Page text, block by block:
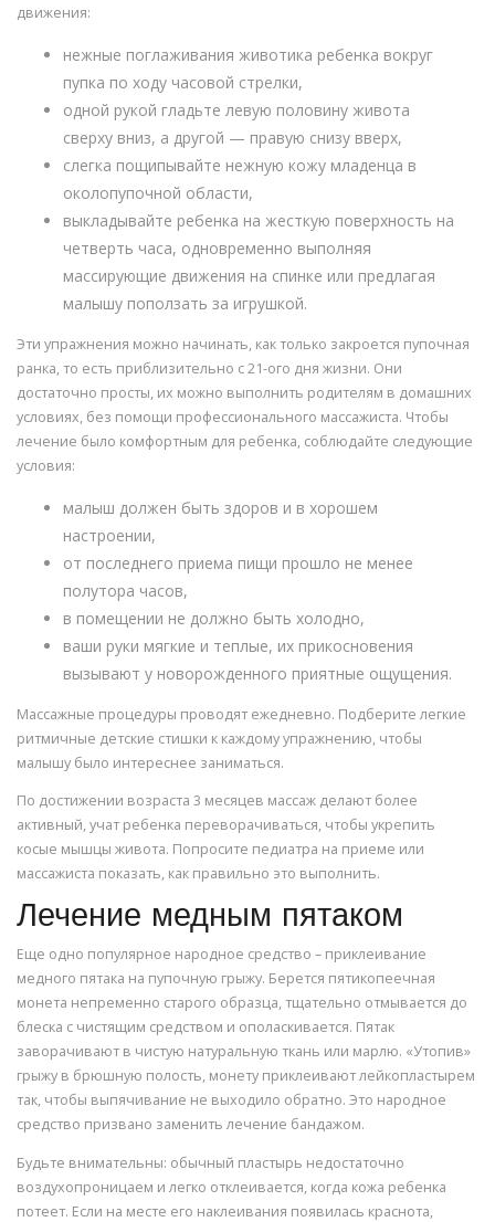
движения:
нежные поглаживания животика ребенка вокруг
пупка по ходу часовой стрелки,
одной рукой гладьте левую половину живота
сверху вниз, а другой — правую снизу вверх,
слегка пощипывайте нежную кожу младенца в
околопупочной области,
выкладывайте ребенка на жесткую поверхность на
четверть часа, одновременно выполняя
массирующие движения на спинке или предлагая
малышу поползать за игрушкой.
Эти упражнения можно начинать, как только закроется пупочная
ранка, то есть приблизительно с 21-ого дня жизни. Они
достаточно просты, их можно выполнить родителям в домашних
условиях, без помощи профессионального массажиста. Чтобы
лечение было комфортным для ребенка, соблюдайте следующие
условия:
малыш должен быть здоров и в хорошем
настроении,
от последнего приема пищи прошло не менее
полутора часов,
в помещении не должно быть холодно,
ваши руки мягкие и теплые, их прикосновения
вызывают у новорожденного приятные ощущения.
Массажные процедуры проводят ежедневно. Подберите легкие
ритмичные детские стишки к каждому упражнению, чтобы
малышу было интереснее заниматься.
По достижении возраста 3 месяцев массаж делают более
активный, учат ребенка переворачиваться, чтобы укрепить
косые мышцы живота. Попросите педиатра на приеме или
массажиста показать, как правильно это выполнить.
Лечение медным пятаком
Еще одно популярное народное средство – приклеивание
медного пятака на пупочную грыжу. Берется пятикопеечная
монета непременно старого образца, тщательно отмывается до
блеска с чистящим средством и ополаскивается. Пятак
заворачивают в чистую натуральную ткань или марлю. «Утопив»
грыжу в брюшную полость, монету приклеивают лейкопластырем
так, чтобы выпячивание не выходило обратно. Это народное
средство призвано заменить лечение бандажом.
Будьте внимательны: обычный пластырь недостаточно
воздухопроницаем и легко отклеивается, когда кожа ребенка
потеет. Если на месте его наклеивания появилась краснота,